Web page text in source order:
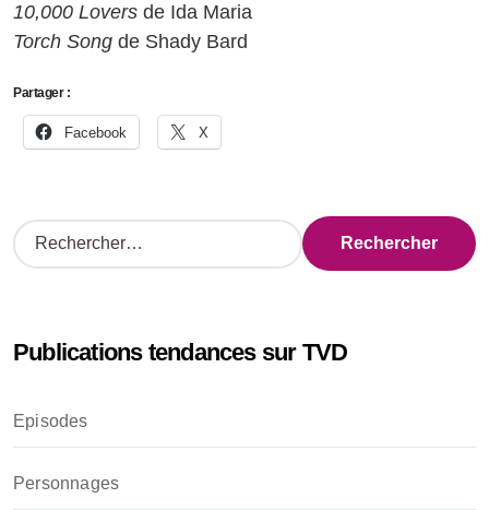
10,000 Lovers de Ida Maria
Torch Song de Shady Bard
Partager :
Facebook X
R
e
r
e
r
:
Publications tendances sur TVD
Episodes
Personnages